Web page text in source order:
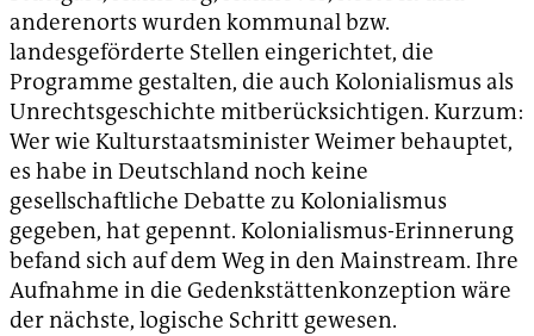
anderenorts wurden kommunal bzw.
landesgeförderte Stellen eingerichtet, die
Programme gestalten, die auch Kolonialismus als
Unrechtsgeschichte mitberücksichtigen. Kurzum:
Wer wie Kulturstaatsminister Weimer behauptet,
es habe in Deutschland noch keine
gesellschaftliche Debatte zu Kolonialismus
gegeben, hat gepennt. Kolonialismus-Erinnerung
befand sich auf dem Weg in den Mainstream. Ihre
Aufnahme in die Gedenkstättenkonzeption wäre
der nächste, logische Schritt gewesen.